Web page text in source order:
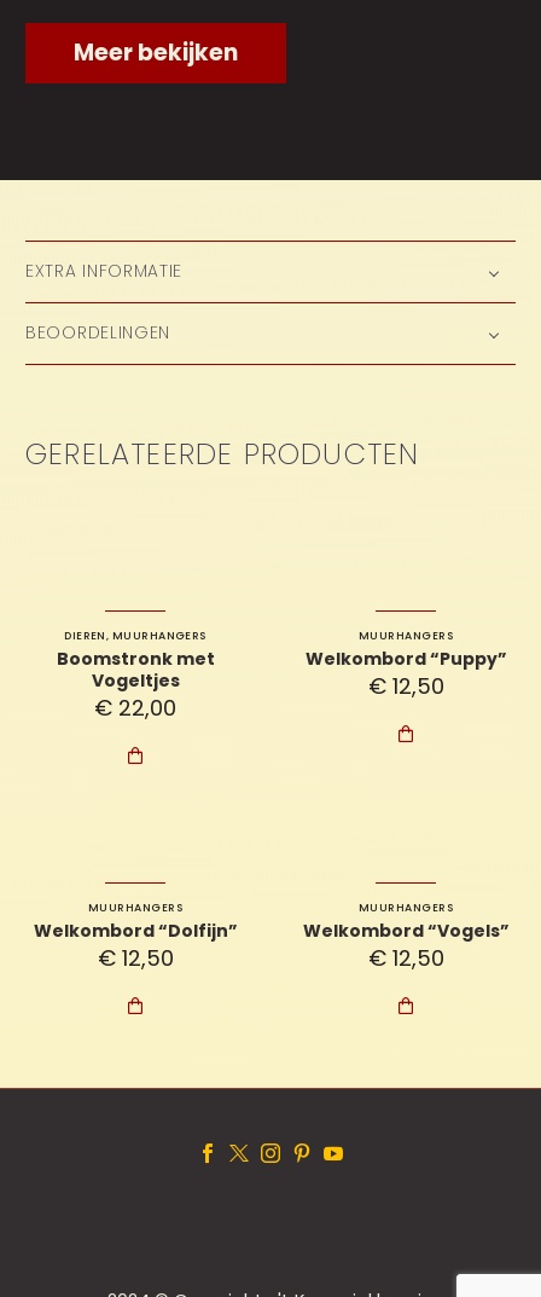
Meer bekijken
EXTRA INFORMATIE
BEOORDELINGEN
GERELATEERDE PRODUCTEN
DIEREN, MUURHANGERS
Boomstronk met
Vogeltjes
€ 22,00

MUURHANGERS
Welkombord “Puppy”
€12,50

MUURHANGERS
Welkombord “Dolfijn”
€12,50

MUURHANGERS
Welkombord “Vogels”
€12,50
